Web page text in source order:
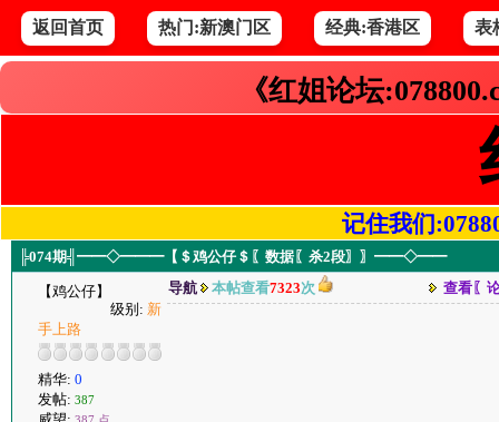
返回首页 热门:新澳门区 经典:香港区 表
《红姐论坛
记住我们
╠074期╣━━◇━━━【＄鸡公仔＄〖数据〖杀2段〗〗━━◇━━
【鸡公仔】
级别: 新
手上路
精华: 0
发帖: 387
导航 本帖查看7323次 查看〖